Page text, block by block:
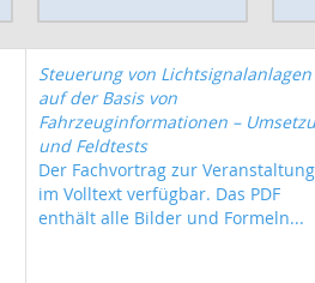
Steuerung von Lichtsignalanlagen
auf der Basis von
Fahrzeuginformationen –
und Feldtests
Der Fachvortrag zur
im Volltext verfügbar. Das PDF
enthält alle Bilder und Formeln...